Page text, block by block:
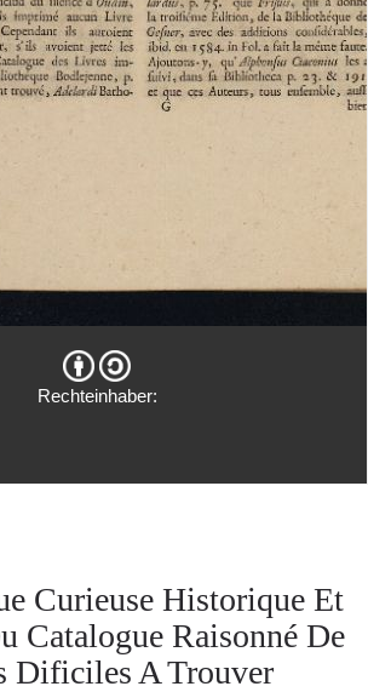
Rechteinhaber:
Curieuse Historique Et
Catalogue Raisonné De
Dificiles A Trouver